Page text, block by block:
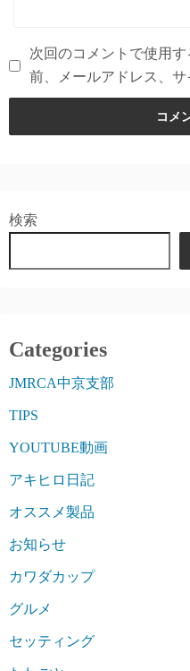
次回のコメントで使用
前、メールアドレス、サ
検索
Categories
JMRCA中京支部
TIPS
YOUTUBE動画
アキヒロ日記
オススメ製品
お知らせ
カワダカップ
グルメ
セッティング